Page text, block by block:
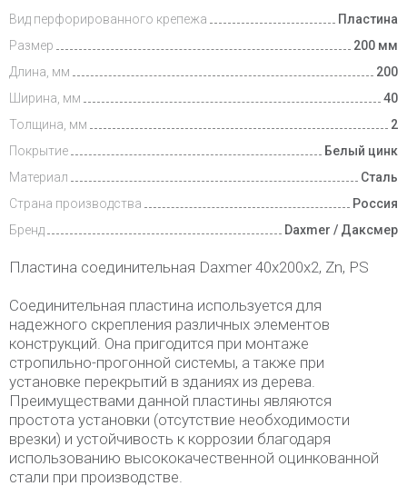
Вид перфорированного крепежа
Пластина
Размер
200 мм
Длина, мм
200
Ширина, мм
40
Толщина, мм
2
Покрытие
Белый цинк
Материал
Сталь
Страна производства
Россия
Бренд
Daxmer / Даксмер
Пластина соединительная Daxmer 40х200х2, Zn, PS
Соединительная пластина используется для
надежного скрепления различных элементов
конструкций. Она пригодится при монтаже
стропильно-прогонной системы, а также при
установке перекрытий в зданиях из дерева.
Преимуществами данной пластины являются
простота установки (отсутствие необходимости
врезки) и устойчивость к коррозии благодаря
использованию высококачественной оцинкованной
стали при производстве.